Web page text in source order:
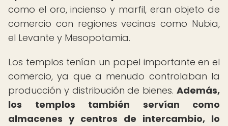
como el oro, incienso y marfil, eran objeto de
comercio con regiones vecinas como Nubia,
el Levante y Mesopotamia.
Los templos tenían un papel importante en el
comercio, ya que a menudo controlaban la
producción y distribución de bienes. Además,
los templos también servían como
almacenes y centros de intercambio, lo